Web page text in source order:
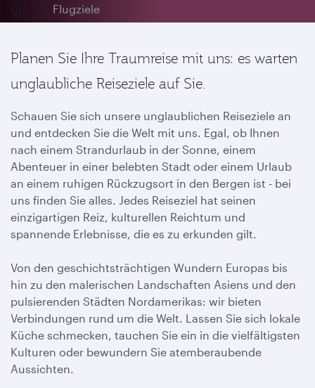
Flugziele
Planen Sie Ihre Traumreise mit uns: es warten
unglaubliche Reiseziele auf Sie.
Schauen Sie sich unsere unglaublichen Reiseziele an
und entdecken Sie die Welt mit uns. Egal, ob Ihnen
nach einem Strandurlaub in der Sonne, einem
Abenteuer in einer belebten Stadt oder einem Urlaub
an einem ruhigen Rückzugsort in den Bergen ist - bei
uns finden Sie alles. Jedes Reiseziel hat seinen
einzigartigen Reiz, kulturellen Reichtum und
spannende Erlebnisse, die es zu erkunden gilt.
Von den geschichtsträchtigen Wundern Europas bis
hin zu den malerischen Landschaften Asiens und den
pulsierenden Städten Nordamerikas: wir bieten
Verbindungen rund um die Welt. Lassen Sie sich lokale
Küche schmecken, tauchen Sie ein in die vielfältigsten
Kulturen oder bewundern Sie atemberaubende
Aussichten.